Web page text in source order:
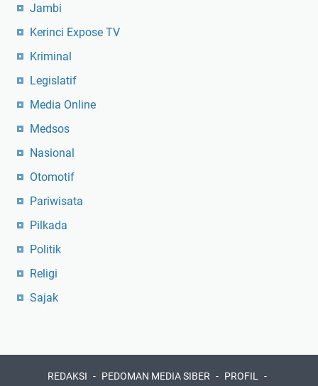
Jambi
Kerinci Expose TV
Kriminal
Legislatif
Media Online
Medsos
Nasional
Otomotif
Pariwisata
Pilkada
Politik
Religi
Sajak
REDAKSI PEDOMAN MEDIA SIBER PROFIL